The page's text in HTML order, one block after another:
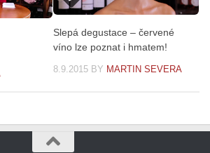
Slepá degustace – červené
víno lze poznat i hmatem!
8.9.2015 BY MARTIN SEVERA